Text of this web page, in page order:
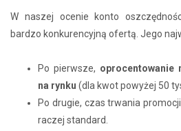
W naszej ocenie konto
bardzo konkurencyjną ofertą. Jego
Po pierwsze, oprocentowanie
na rynku (dla kwot powyżej 50
Po drugie, czas trwania
raczej standard.